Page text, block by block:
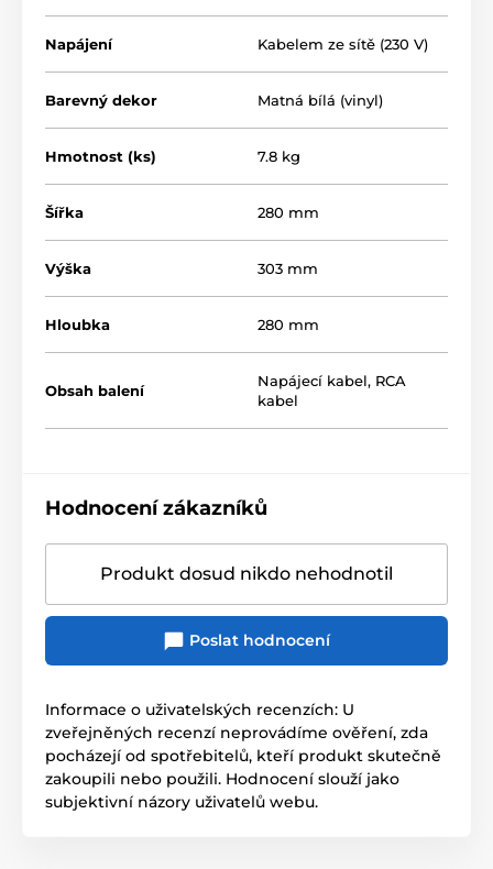
Napájení Kabelem ze sítě (230 V)
Barevný dekor Matná bílá (vinyl)
Hmotnost (ks) 7.8 kg
Šířka 280 mm
Výška 303 mm
Hloubka 280 mm
Obsah balení
Napájecí kabel, RCA
kabel
Hodnocení zákazníků
Produkt dosud nikdo nehodnotil
Poslat hodnocení
Informace o uživatelských recenzích: U
zveřejněných recenzí neprovádíme ověření, zda
pocházejí od spotřebitelů, kteří produkt skutečně
zakoupili nebo použili. Hodnocení slouží jako
subjektivní názory uživatelů webu.